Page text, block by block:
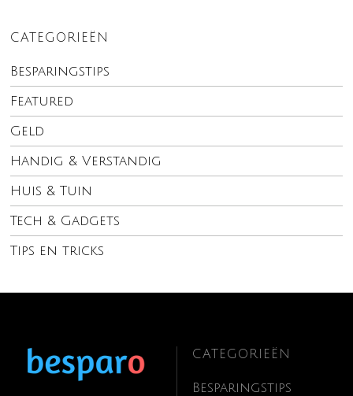
CATEGORIEËN
Besparingstips
Featured
Geld
Handig & Verstandig
Huis & Tuin
Tech & Gadgets
Tips en tricks
CATEGORIEËN
Besparingstips